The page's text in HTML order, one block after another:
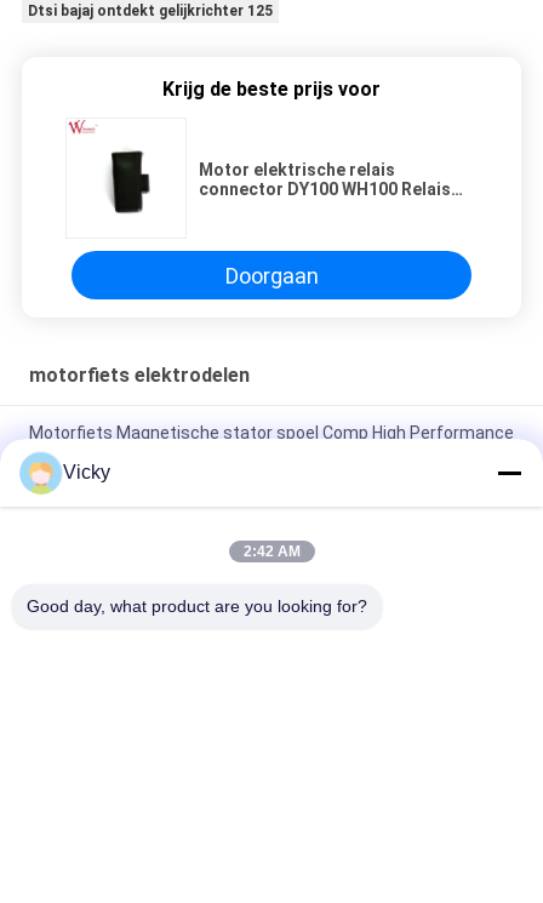
Dtsi bajaj ontdekt gelijkrichter 125
Krijg de beste prijs voor
Motor elektrische relais
connector DY100 WH100 Relais
Doorgaan
motorfiets elektrodelen
Motorfiets Magnetische stator spoel Comp High Performance
Motorfiets elektrische onderdelen KRF
Elektrische motorfiets relais connector Kriss 100 voor B2B
kopers Goede prestaties Mannelijke 6.3mm
connector pin type 12V
Vicky
2:42 AM
Good day, what product are you looking for?